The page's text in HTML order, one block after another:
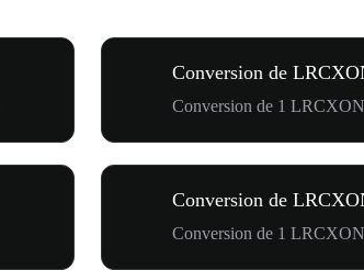
Conversion de
Conversion de 1
Conversion de
Conversion de 1